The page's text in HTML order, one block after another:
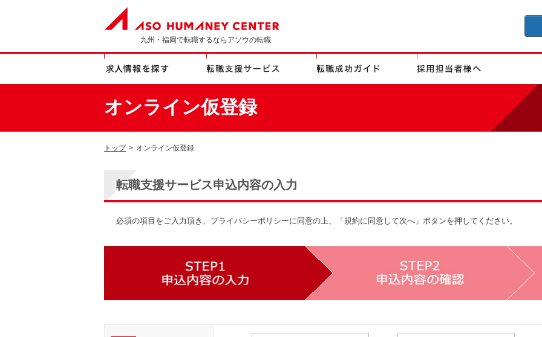
九州・福岡で転職するならアソウの転職
オンライン仮登録
トップ > オンライン仮登録
転職支援サービス申込内容の入力
必須の項目をご入力頂き、プライバシーポリシーに同意の上、「規約に同意して次へ」ボタンを押してください。